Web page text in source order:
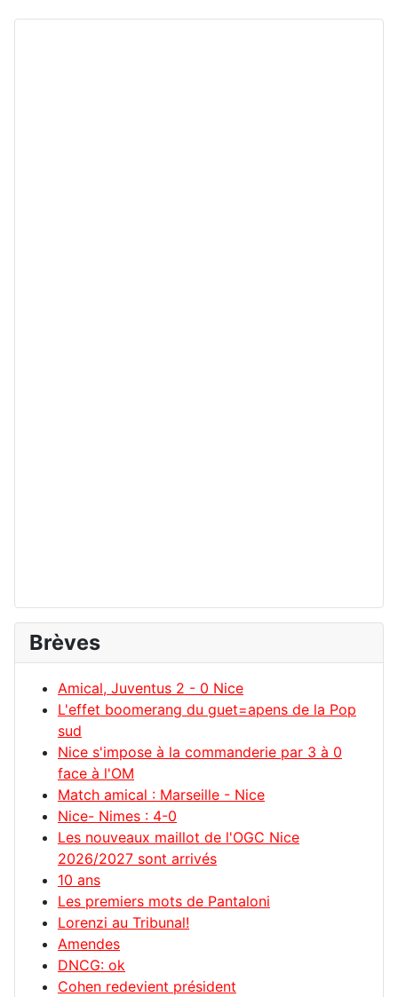
Brèves
Amical, Juventus 2 - 0 Nice
L'effet boomerang du guet=apens de la Pop
sud
Nice s'impose à la commanderie par 3 à 0
face à l'OM
Match amical : Marseille - Nice
Nice- Nimes : 4-0
Les nouveaux maillot de l'OGC Nice
2026/2027 sont arrivés
10 ans
Les premiers mots de Pantaloni
Lorenzi au Tribunal!
Amendes
DNCG: ok
Cohen redevient président